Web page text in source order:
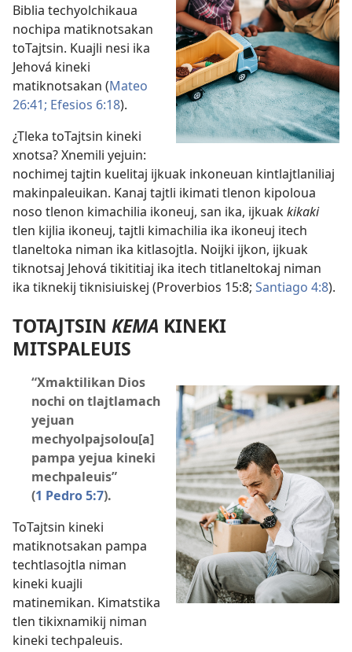
Biblia techyolchikaua
nochipa matiknotsakan
toTajtsin. Kuajli nesi ika
Jehová kineki
matiknotsakan (Mateo
26:41; Efesios 6:18).
¿Tleka toTajtsin kineki
xnotsa? Xnemili yejuin:
nochimej tajtin kuelitaj ijkuak inkoneuan kintlajtlaniliaj
makinpaleuikan. Kanaj tajtli ikimati tlenon kipoloua
noso tlenon kimachilia ikoneuj, san ika, ijkuakkikaki
tlen kijlia ikoneuj, tajtli kimachilia ika ikoneuj itech
tlaneltoka niman ika kitlasojtla. Noijki ijkon, ijkuak
tiknotsaj Jehová tikititiaj ika itech titlaneltokaj niman
ika tiknekij tiknisiuiskej (Proverbios 15:8; Santiago 4:8).
TOTAJTSIN KEMA KINEKI
MITSPALEUIS
“Xmaktilikan Dios
nochi on tlajtlamach
yejuan
mechyolpajsolou[a]
pampa yejua kineki
mechpaleuis”
(1 Pedro 5:7).
ToTajtsin kineki
matiknotsakan pampa
techtlasojtla niman
kineki kuajli
matinemikan. Kimatstika
tlen tikixnamikij niman
kineki techpaleuis.